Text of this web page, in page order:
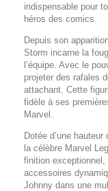
indispensable pour
héros des comics.
Depuis son
Storm incarne la
l’équipe. Avec le
projeter des rafales
attachant. Cette
fidèle à ses
Marvel.
Dotée d’une
la célèbre Marvel
finition
accessoires
Johnny dans une